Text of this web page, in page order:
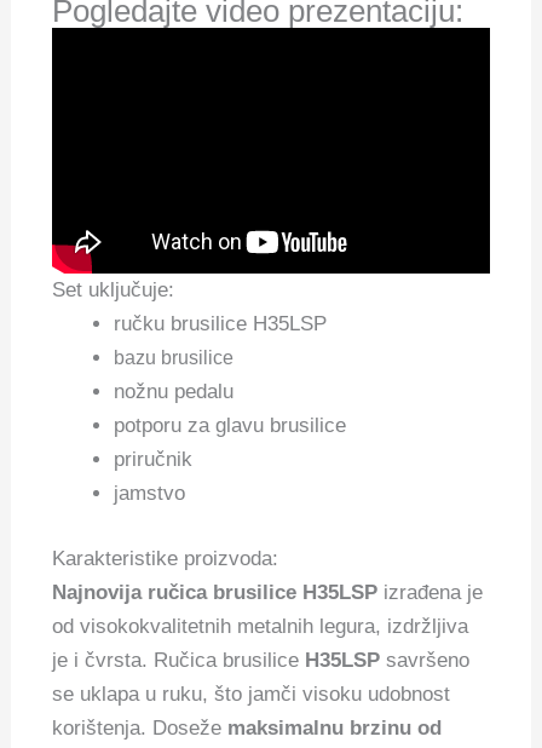
Pogledajte video prezentaciju:
Set uključuje:
ručku brusilice H35LSP
bazu brusilice
nožnu pedalu
potporu za glavu brusilice
priručnik
jamstvo
Karakteristike proizvoda:
Najnovija ručica brusilice H35LSP izrađena je
od visokokvalitetnih metalnih legura, izdržljiva
je i čvrsta. Ručica brusilice H35LSP savršeno
se uklapa u ruku, što jamči visoku udobnost
korištenja. Doseže maksimalnu brzinu od